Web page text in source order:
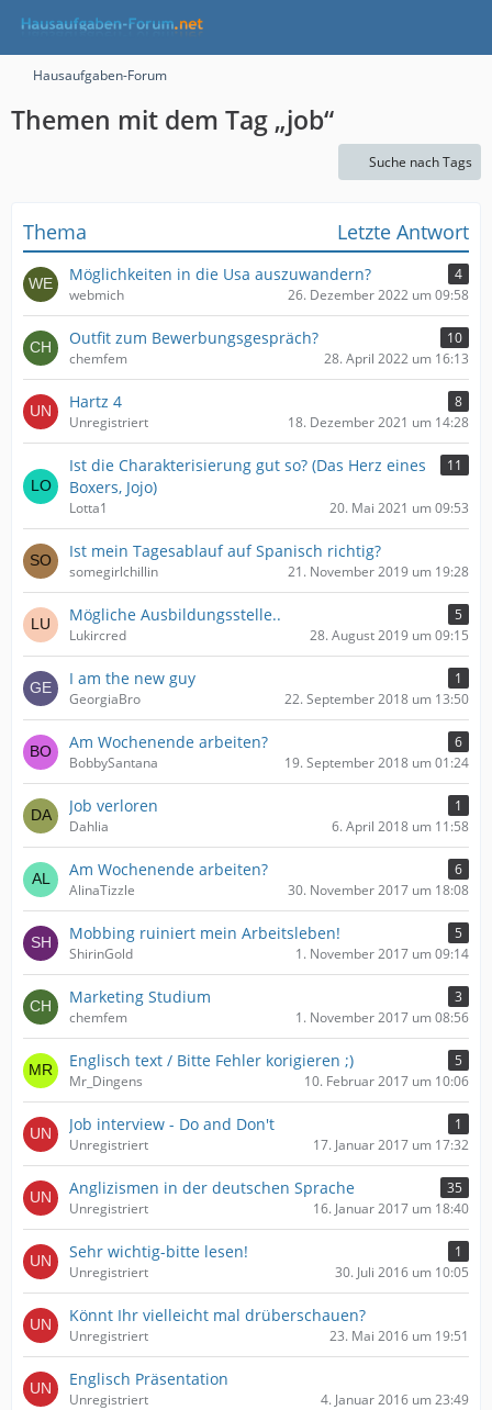
Hausaufgaben-Forum
Themen mit dem Tag „job“
Suche nach Tags
Thema Letzte Antwort
Möglichkeiten in die Usa auszuwandern?
4
webmich
26. Dezember 2022 um 09:58
Outfit zum Bewerbungsgespräch?
10
chemfem
28. April 2022 um 16:13
Hartz 4
8
Unregistriert
18. Dezember 2021 um 14:28
Ist die Charakterisierung gut so? (Das Herz eines
Boxers, Jojo)
11
Lotta1 20. Mai 2021 um 09:53
Ist mein Tagesablauf auf Spanisch richtig?
somegirlchillin 21. November 2019 um 19:28
Mögliche Ausbildungsstelle..
5
Lukircred
28. August 2019 um 09:15
I am the new guy
1
GeorgiaBro
22. September 2018 um 13:50
Am Wochenende arbeiten?
6
BobbySantana
19. September 2018 um 01:24
Job verloren
1
Dahlia
6. April 2018 um 11:58
Am Wochenende arbeiten?
6
AlinaTizzle
30. November 2017 um 18:08
Mobbing ruiniert mein Arbeitsleben!
5
ShirinGold
1. November 2017 um 09:14
Marketing Studium
3
chemfem
1. November 2017 um 08:56
Englisch text / Bitte Fehler korigieren ;)
5
Mr_Dingens
10. Februar 2017 um 10:06
Job interview - Do and Don't
1
Unregistriert
17. Januar 2017 um 17:32
Anglizismen in der deutschen Sprache
35
Unregistriert
16. Januar 2017 um 18:40
Sehr wichtig-bitte lesen!
1
Unregistriert
30. Juli 2016 um 10:05
Könnt Ihr vielleicht mal drüberschauen?
Unregistriert 23. Mai 2016 um 19:51
Englisch Präsentation
Unregistriert 4. Januar 2016 um 23:49